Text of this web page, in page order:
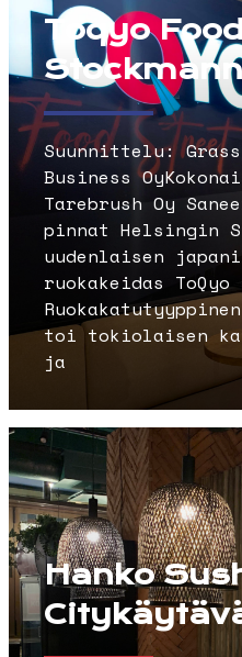
Toqyo
Suunnittelu: Grass
Business
Tarebrush Oy
pinnat Helsingin
uudenlaisen
ruokakeidas
toi tokiolaisen
ja
Hanko